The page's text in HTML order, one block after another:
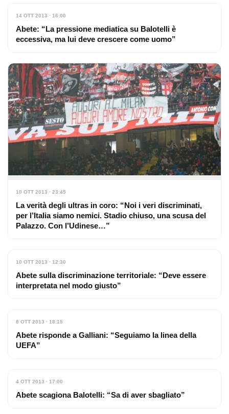
14 OTT 2013 · 16:00
Abete: “La pressione mediatica su Balotelli è
eccessiva, ma lui deve crescere come uomo”
10 OTT 2013 · 23:45
La verità degli ultras in coro: “Noi i veri discriminati,
per l’Italia siamo nemici. Stadio chiuso, una scusa del
Palazzo. Con l’Udinese…”
10 OTT 2013 · 12:30
Abete sulla discriminazione territoriale: “Deve essere
interpretata nel modo giusto”
8 OTT 2013 · 18:15
Abete risponde a Galliani: “Seguiamo la linea della
UEFA”
4 OTT 2013 · 17:00
Abete scagiona Balotelli: “Sa di aver sbagliato”